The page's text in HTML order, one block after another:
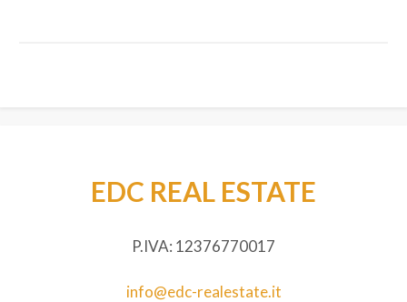
EDC REAL ESTATE
P.IVA: 12376770017
info@edc-realestate.it